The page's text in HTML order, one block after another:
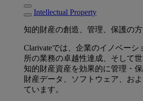
Intellectual Property
知的財産の創造、管理、保護の
Clarivateでは、企業のイノベーシ
所の業務の卓越性達成、そして
知的財産資産を効果的に管理・
財産データ、ソフトウェア、お
ています。